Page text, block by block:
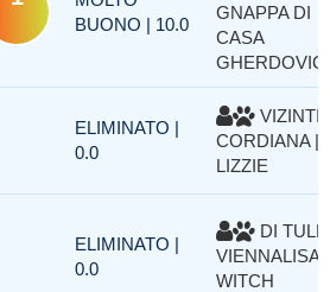
BUONO | 10.0
GNAPPA DI
CASA
ELIMINATO |
0.0
CORDIANA |
LIZZIE
ELIMINATO |
0.0
DI
VIENNALISA |
WITCH